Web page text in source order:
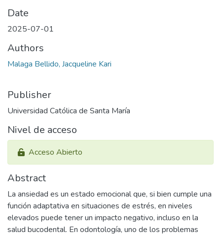
Date
2025-07-01
Authors
Malaga Bellido, Jacqueline Kari
Publisher
Universidad Católica de Santa María
Nivel de acceso
Acceso Abierto
Abstract
La ansiedad es un estado emocional que, si bien cumple una
función adaptativa en situaciones de estrés, en niveles
elevados puede tener un impacto negativo, incluso en la
salud bucodental. En odontología, uno de los problemas